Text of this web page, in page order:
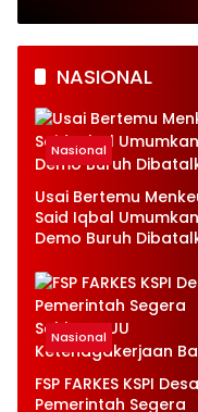
NASIONAL
Nasional
Usai Bertemu
Said Iqbal Umumkan
Demo Buruh
Nasional
FSP FARKES KSPI
Pemerintah Segera